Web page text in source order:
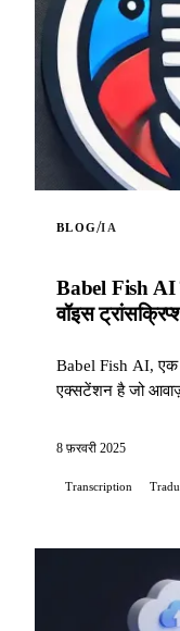
BLOG/IA
Babel Fish
वॉइस
Babel Fish AI, एक
एक्सटेंशन है जो
है...
8 फ़रवरी 2025
Transcription